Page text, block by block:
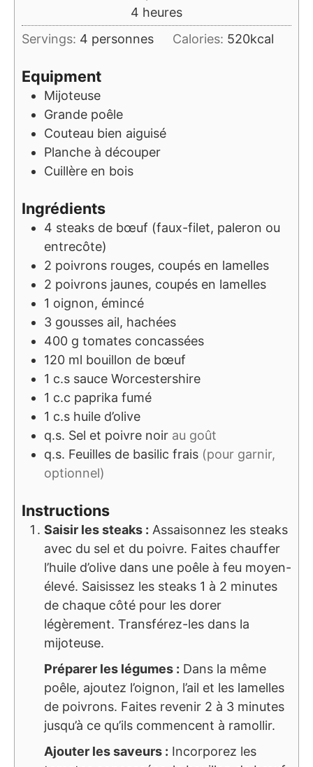
4 heures
heures
Servings: 4 personnes Calories: 520kcal
Equipment
Mijoteuse
Grande poêle
Couteau bien aiguisé
Planche à découper
Cuillère en bois
Ingrédients
4 steaks de bœuf (faux-filet, paleron ou
entrecôte)
2 poivrons rouges, coupés en lamelles
2 poivrons jaunes, coupés en lamelles
1 oignon, émincé
3 gousses ail, hachées
400 g tomates concassées
120 ml bouillon de bœuf
1 c.s sauce Worcestershire
1 c.c paprika fumé
1 c.s huile d’olive
q.s. Sel et poivre noir au goût
q.s. Feuilles de basilic frais (pour garnir,
optionnel)
Instructions
Saisir les steaks : Assaisonnez les steaks
avec du sel et du poivre. Faites chauffer
l’huile d’olive dans une poêle à feu moyen-
élevé. Saisissez les steaks 1 à 2 minutes
de chaque côté pour les dorer
légèrement. Transférez-les dans la
mijoteuse.
Préparer les légumes : Dans la même
poêle, ajoutez l’oignon, l’ail et les lamelles
de poivrons. Faites revenir 2 à 3 minutes
jusqu’à ce qu’ils commencent à ramollir.
Ajouter les saveurs : Incorporez les